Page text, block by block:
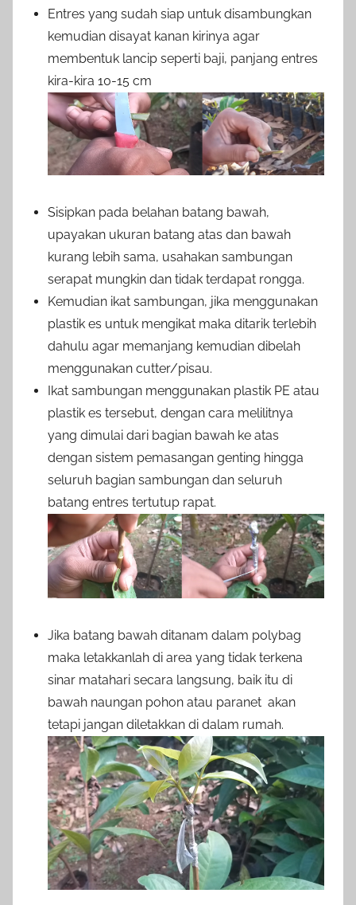
Entres yang sudah siap untuk disambungkan
kemudian disayat kanan kirinya agar
membentuk lancip seperti baji, panjang entres
kira-kira 10-15 cm
Sisipkan pada belahan batang bawah,
upayakan ukuran batang atas dan bawah
kurang lebih sama, usahakan sambungan
serapat mungkin dan tidak terdapat rongga.
Kemudian ikat sambungan, jika menggunakan
plastik es untuk mengikat maka ditarik terlebih
dahulu agar memanjang kemudian dibelah
menggunakan cutter/pisau.
Ikat sambungan menggunakan plastik PE atau
plastik es tersebut, dengan cara melilitnya
yang dimulai dari bagian bawah ke atas
dengan sistem pemasangan genting hingga
seluruh bagian sambungan dan seluruh
batang entres tertutup rapat.
Jika batang bawah ditanam dalam polybag
maka letakkanlah di area yang tidak terkena
sinar matahari secara langsung, baik itu di
bawah naungan pohon atau paranet akan
tetapi jangan diletakkan di dalam rumah.